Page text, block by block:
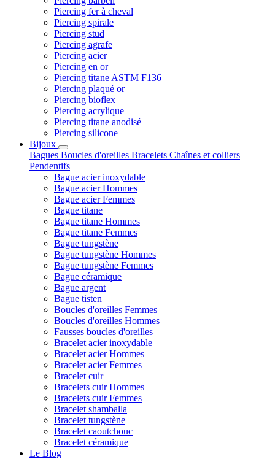
Piercing fer à cheval
Piercing spirale
Piercing stud
Piercing agrafe
Piercing acier
Piercing en or
Piercing titane ASTM F136
Piercing plaqué or
Piercing bioflex
Piercing acrylique
Piercing titane anodisé
Piercing silicone
Bijoux
Bagues Boucles d'oreilles Bracelets Chaînes et colliers
Pendentifs
Bague acier inoxydable
Bague acier Hommes
Bague acier Femmes
Bague titane
Bague titane Hommes
Bague titane Femmes
Bague tungstène
Bague tungstène Hommes
Bague tungstène Femmes
Bague céramique
Bague argent
Bague tisten
Boucles d'oreilles Femmes
Boucles d'oreilles Hommes
Fausses boucles d'oreilles
Bracelet acier inoxydable
Bracelet acier Hommes
Bracelet acier Femmes
Bracelet cuir
Bracelets cuir Hommes
Bracelets cuir Femmes
Bracelet shamballa
Bracelet tungstène
Bracelet caoutchouc
Bracelet céramique
Le Blog